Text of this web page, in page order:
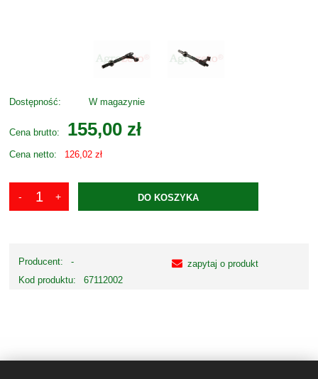
Dostępność: W magazynie
Cena brutto: 155,00 zł
Cena netto: 126,02 zł
DO KOSZYKA
Producent:
-
Kod produktu:
67112002
zapytaj o produkt